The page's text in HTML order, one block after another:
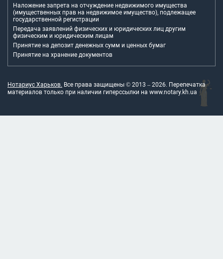
Наложение запрета на отчуждение недвижимого имущества
(имущественных прав на недвижимое имущество), подлежащее
государственной регистрации
Передача заявлений физических и юридических лиц другим
физическим и юридическим лицам
Принятие на депозит денежных сумм и ценных бумаг
Принятие на хранение документов
Нотариус Харьков. Все права защищены © 2013 – 2026. Перепечатка
материалов только при наличии гиперссылки на www.notary.kh.ua